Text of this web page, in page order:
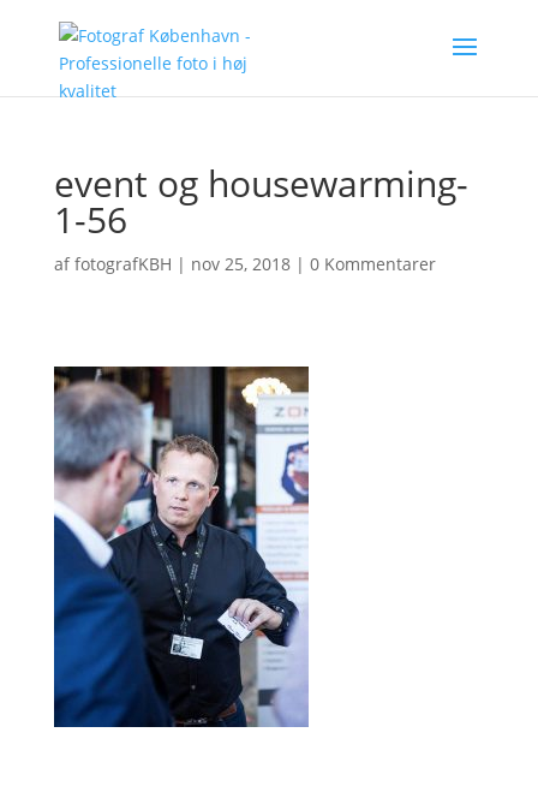
event og housewarming-
1-56
affotografKBH | nov 25, 2018| 0 Kommentarer